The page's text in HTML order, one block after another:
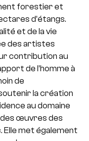
forestier et
d’étangs.
et de la vie
des artistes
contribution au
de l’homme à
de
la création
au domaine
des œuvres des
Elle met également